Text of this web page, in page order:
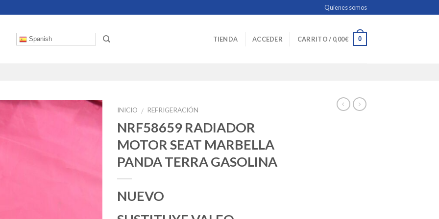
Quienes somos
Spanish TIENDA ACCEDER CARRITO / 0,00€ 0
INICIO / REFRIGERACIÓN
NRF58659 RADIADOR
MOTOR SEAT MARBELLA
PANDA TERRA GASOLINA
NUEVO